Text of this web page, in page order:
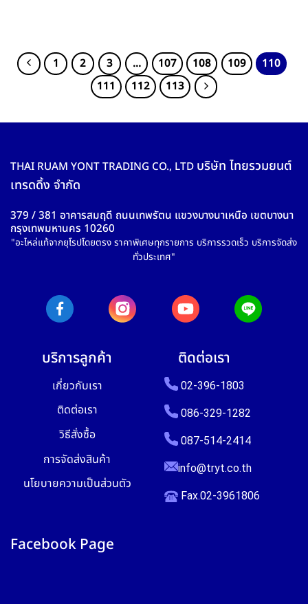
1 2 3 … 107 108 109
110
111
112 113
THAI RUAM YONT TRADING CO., LTD บริษัท ไทยรวมยนต์
เทรดดิ้ง จำกัด
379 / 381 อาคารสมฤดี ถนนเทพรัตน แขวงบางนาเหนือ เขตบางนา
กรุงเทพมหานคร 10260
"อะไหล่แท้จากยุโรปโดยตรง ราคาพิเศษทุกรายการ บริการรวดเร็ว บริการจัดส่ง
ทั่วประเทศ"
บริการลูกค้า
เกี่ยวกับเรา
ติดต่อเรา
วิธีสั่งซื้อ
การจัดส่งสินค้า
นโยบายความเป็นส่วนตัว
ติดต่อเรา
02-396-1803
086-329-1282
087-514-2414
info@tryt.co.th
Fax.02-3961806
Facebook Page